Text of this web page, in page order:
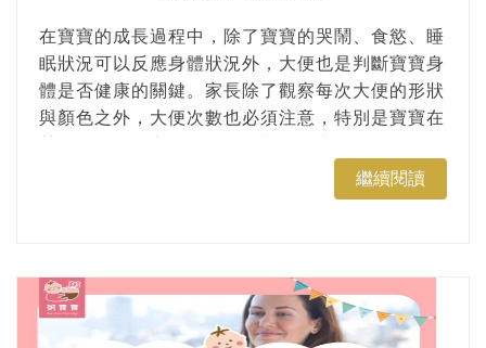
在寶寶的成長過程中，除了寶寶的哭鬧、食慾、睡
眠狀況可以反應身體狀況外，大便也是判斷寶寶身
體是否健康的關鍵。家長除了觀察每次大便的形狀
與顏色之外，大便次數也必須注意，特別是寶寶在
進入副食品的階段。本篇將介紹寶寶便秘可以吃甚
麼促進排便，副食品與飲水該如何調整。...
繼續閱讀